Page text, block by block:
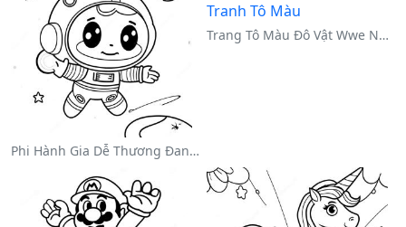
Phi Hành Gia Dễ Thương Đang Trôi Trong Không Gian Trên Trang Tô Màu
Trang Tô Màu Đô Vật Wwe Nhảy Lên Đối Thủ